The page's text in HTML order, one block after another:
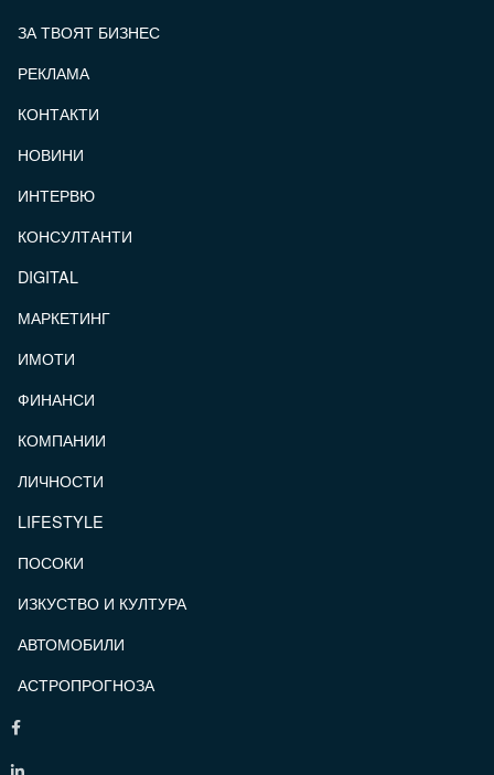
ЗА ТВОЯТ БИЗНЕС
РЕКЛАМА
КОНТАКТИ
НОВИНИ
ИНТЕРВЮ
КОНСУЛТАНТИ
DIGITAL
МАРКЕТИНГ
ИМОТИ
ФИНАНСИ
КОМПАНИИ
ЛИЧНОСТИ
LIFESTYLE
ПОСОКИ
ИЗКУСТВО И КУЛТУРА
АВТОМОБИЛИ
АСТРОПРОГНОЗА